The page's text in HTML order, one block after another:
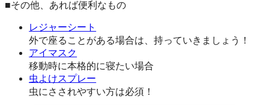
■その他、あれば便利なもの
レジャーシート
外で座ることがある場合は、持っていきましょう！
アイマスク
移動時に本格的に寝たい場合
虫よけスプレー
虫にさされやすい方は必須！